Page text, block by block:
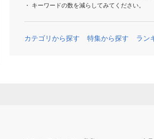
キーワードの数を減らしてみてください。
カテゴリから探す 特集から探す ラン